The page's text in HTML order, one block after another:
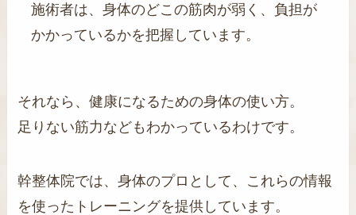
施術者は、身体のどこの筋肉が弱く、負担が
かかっているかを把握しています。
それなら、健康になるための身体の使い方。
足りない筋力などもわかっているわけです。
幹整体院では、身体のプロとして、これらの情報
を使ったトレーニングを提供しています。